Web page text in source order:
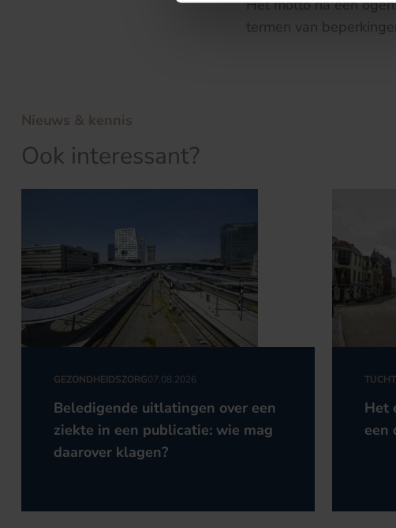
Het motto na een
termen van
Nieuws & kennis
Ook interessant?
GEZONDHEIDSZORG07.08.2026
Beledigende uitlatingen over een
ziekte in een publicatie: wie mag
daarover klagen?
Het
een